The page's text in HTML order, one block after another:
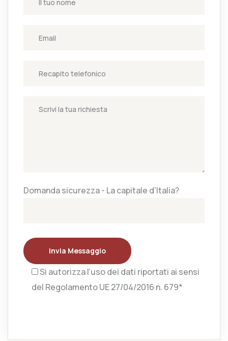
Domanda sicurezza - La capitale d'Italia?
Invia Messaggio
Si autorizza l’uso dei dati riportati ai sensi
del Regolamento UE 27/04/2016 n. 679*